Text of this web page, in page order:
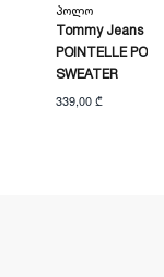
Პოლო
Tommy Jeans -
POINTELLE POLO
SWEATER
339,00 ₾